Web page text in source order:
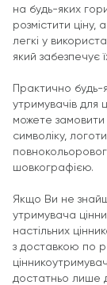
на будь-яких
розмістити ціну,
легкі у
який забезпечує
Практично будь-
утримувачів для
можете замовити
символіку,
шовкографією.
Якщо Ви не
утримувача
настільних
з доставкою по
достатньо лише